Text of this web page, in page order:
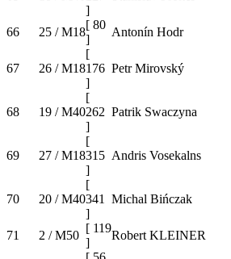
]
66 25 / M18
[ 80
]
Antonín Hodr
67 26 / M18
[
176
]
Petr Mirovský
68 19 / M40
[
262
]
Patrik Swaczyna
69 27 / M18
[
315
]
Andris Vosekalns
70 20 / M40
[
341
]
Michal Bińczak
71 2 / M50
[ 119
]
Robert KLEINER